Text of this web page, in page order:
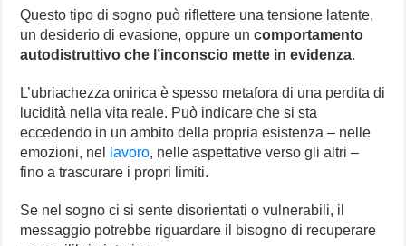
Questo tipo di sogno può riflettere una tensione latente,
un desiderio di evasione, oppure uncomportamento
autodistruttivo che l’inconscio mette in evidenza.
L’ubriachezza onirica è spesso metafora di una perdita di
lucidità nella vita reale. Può indicare che si sta
eccedendo in un ambito della propria esistenza – nelle
emozioni, nel
lavoro, nelle aspettative verso gli altri –
fino a trascurare i propri limiti.
Se nel sogno ci si sente disorientati o vulnerabili, il
messaggio potrebbe riguardare il bisogno di recuperare